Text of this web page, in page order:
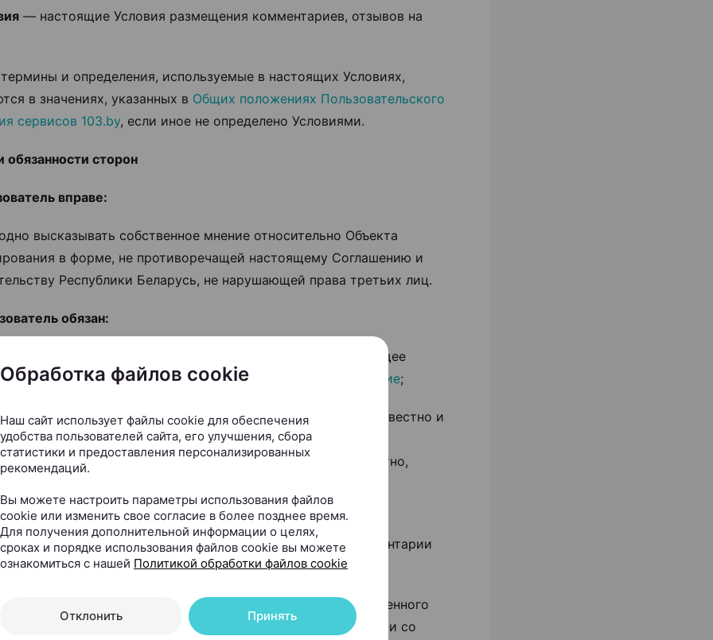
— настоящие Условия размещения комментариев, отзывов на
и определения, используемые в настоящих Условиях,
в значениях, указанных в Общих положениях Пользовательского
сервисов 103.by, если иное не определено Условиями.
обязанности сторон
вправе:
высказывать собственное мнение относительно Объекта
в форме, не противоречащей настоящему Соглашению и
Республики Беларусь, не нарушающей права третьих лиц.
обязан:
размещении комментариев (отзывов) соблюдать действующее
Республики Беларусь,Пользовательское соглашение;
размещении комментариев (отзывов) действовать добросовестно и
честь, достоинство, деловую репутацию других
деловую репутацию организаций, вести себя корректно,
по требованию Администрации документы,
достоверность информации, указываемой в комментарии
нести ответственность за содержание размещенного
(отзыва), урегулировать любые возможные претензии со
Обработка файлов cookie
Наш сайт использует файлы cookie для обеспечения
удобства пользователей сайта, его улучшения, сбора
статистики и предоставления персонализированных
рекомендаций.
Вы можете настроить параметры использования файлов
cookie или изменить свое согласие в более позднее время.
Для получения дополнительной информации о целях,
сроках и порядке использования файлов cookie вы можете
ознакомиться с нашей Политикой обработки файлов cookie
Отклонить Принять